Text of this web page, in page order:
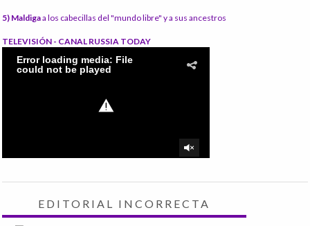
5) Maldigaa los cabecillas del "mundo libre" y a sus ancestros
TELEVISIÓN - CANAL RUSSIA TODAY
EDITORIAL INCORRECTA